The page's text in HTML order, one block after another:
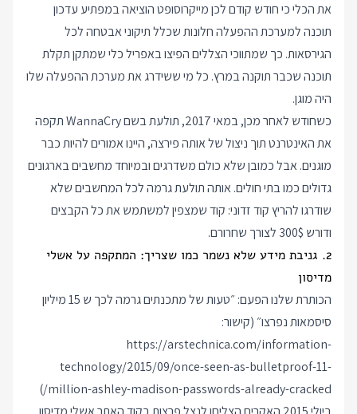
את הכלי כי חודש קודם לכן מייקרוסופט הוציאה במפתיע עדכון
תוכנה למערכת ההפעלה חלונות שכלל תיקוני אבטחה לכל
הגירסאות. כך שמתווכי הצללים הפיצו באפריל כלי שמתקן תקלת
תוכנה שכבר תוקנה במרץ. כל מי ששידרג את מערכת ההפעלה שלו
היה מוגן.
כשחודש לאחר מכן, במאי 2017, תולעת בשם WannaCry תקפה
את האינטרנט תוך ניצול של אותה פירצה, היינו אמורים להיות כבר
מוגנים. אבל כמובן שלא כולם משדרגים ובמיוחד מחשבים בארגונים
גדולים כמו בתי חולים. אותה תולעת גרמה לכל המחשבים שלא
שודרגו להריץ קוד זדוני: קוד שמצפין למשתמש את כל הקבצים
ודורש 300$ לצורך שחרורם.
2. גניבת מידע שלא נשמר כמו שצריך: המתקפה על אשלי
מדיסון
הכותרת שלנו הפעם: ״טעות של מתכנתים גרמה לכך ש 15 מיליון
סיסמאות נפרצו״ (קישור:
https://arstechnica.com/information-
technology/2015/09/once-seen-as-bulletproof-11-
million-ashley-madison-passwords-already-cracked/
)